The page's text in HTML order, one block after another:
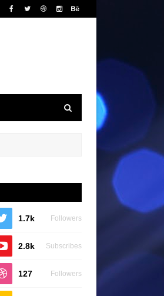
1.7k Followers
2.8k Subscribes
127 Followers